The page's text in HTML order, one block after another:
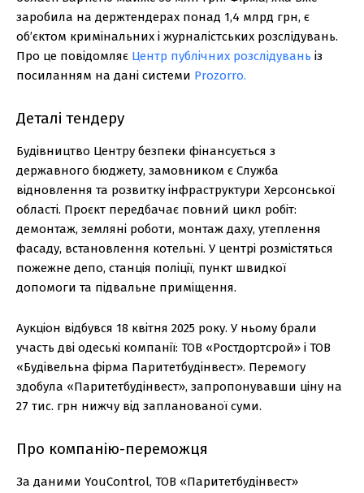
заробила на держтендерах понад 1,4 млрд грн, є
об’єктом кримінальних і журналістських розслідувань.
Про це повідомляє Центр публічних розслідувань із
посиланням на дані системи Prozorro.
Деталі тендеру
Будівництво Центру безпеки фінансується з
державного бюджету, замовником є Служба
відновлення та розвитку інфраструктури Херсонської
області. Проєкт передбачає повний цикл робіт:
демонтаж, земляні роботи, монтаж даху, утеплення
фасаду, встановлення котельні. У центрі розмістяться
пожежне депо, станція поліції, пункт швидкої
допомоги та підвальне приміщення.
Аукціон відбувся 18 квітня 2025 року. У ньому брали
участь дві одеські компанії: ТОВ «Ростдортсрой» і ТОВ
«Будівельна фірма Паритетбудінвест». Перемогу
здобула «Паритетбудінвест», запропонувавши ціну на
27 тис. грн нижчу від запланованої суми.
Про компанію-переможця
За даними YouControl, ТОВ «Паритетбудінвест»